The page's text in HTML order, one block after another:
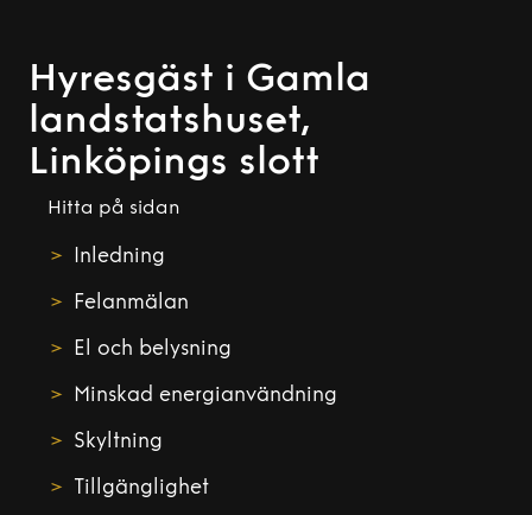
Hyresgäst i Gamla
landstatshuset,
Linköpings slott
Hitta på sidan
Inledning
Felanmälan
El och belysning
Minskad energianvändning
Skyltning
Tillgänglighet